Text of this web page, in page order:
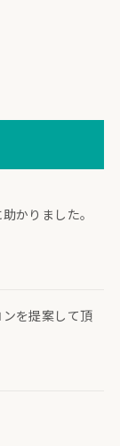
かりました。
を提案して頂